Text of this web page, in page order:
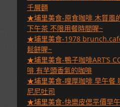
千層麵
★埔里美食-原食咖啡 木質風
下午茶 不限用餐時間喔~
★埔里美食-1978
鬆餅喔~
★埔里美食-鴨子咖啡ART’S
啡 有芋頭香氣的咖啡
★埔里美食-哩厚咖啡 早午餐
尼尼吐司
★埔里美食-快樂皮偲平價早